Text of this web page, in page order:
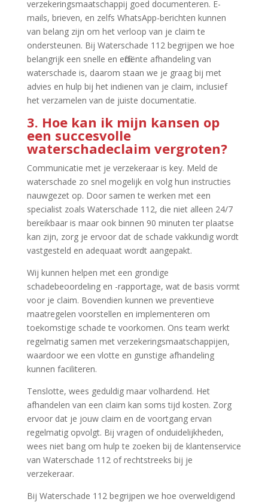
verzekeringsmaatschappij goed documenteren.​ E-
mails, brieven, en zelfs WhatsApp-berichten kunnen
van belang zijn om het verloop van je claim te
ondersteunen.​ Bij Waterschade 112 begrijpen we hoe
belangrijk een snelle en efficiënte afhandeling van
waterschade is, daarom staan we je graag bij met
advies en hulp bij het indienen van je claim, inclusief
het verzamelen van de juiste documentatie.​
3.​ Hoe kan ik mijn kansen op
een succesvolle
waterschadeclaim vergroten?
Communicatie met je verzekeraar is key.​ Meld de
waterschade zo snel mogelijk en volg hun instructies
nauwgezet op.​ Door samen te werken met een
specialist zoals Waterschade 112, die niet alleen 24/7
bereikbaar is maar ook binnen 90 minuten ter plaatse
kan zijn, zorg je ervoor dat de schade vakkundig wordt
vastgesteld en adequaat wordt aangepakt.​
Wij kunnen helpen met een grondige
schadebeoordeling en -rapportage, wat de basis vormt
voor je claim.​ Bovendien kunnen we preventieve
maatregelen voorstellen en implementeren om
toekomstige schade te voorkomen.​ Ons team werkt
regelmatig samen met verzekeringsmaatschappijen,
waardoor we een vlotte en gunstige afhandeling
kunnen faciliteren.​
Tenslotte, wees geduldig maar volhardend.​ Het
afhandelen van een claim kan soms tijd kosten.​ Zorg
ervoor dat je jouw claim en de voortgang ervan
regelmatig opvolgt.​ Bij vragen of onduidelijkheden,
wees niet bang om hulp te zoeken bij de klantenservice
van Waterschade 112 of rechtstreeks bij je
verzekeraar.​
Bij Waterschade 112 begrijpen we hoe overweldigend